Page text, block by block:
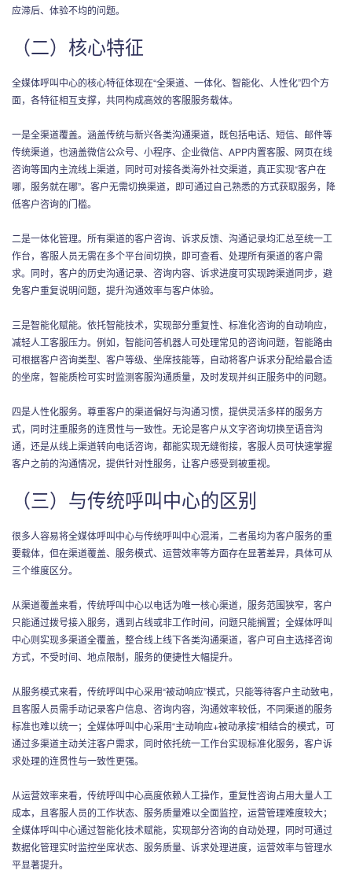
应滞后、体验不均的问题。
（二）核心特征
全媒体呼叫中心的核心特征体现在“全渠道、一体化、智能化、人性化”四个方
面，各特征相互支撑，共同构成高效的客服服务载体。
一是全渠道覆盖。涵盖传统与新兴各类沟通渠道，既包括电话、短信、邮件等
传统渠道，也涵盖微信公众号、小程序、企业微信、APP内置客服、网页在线
咨询等国内主流线上渠道，同时可对接各类海外社交渠道，真正实现“客户在
哪，服务就在哪”。客户无需切换渠道，即可通过自己熟悉的方式获取服务，降
低客户咨询的门槛。
二是一体化管理。所有渠道的客户咨询、诉求反馈、沟通记录均汇总至统一工
作台，客服人员无需在多个平台间切换，即可查看、处理所有渠道的客户需
求。同时，客户的历史沟通记录、咨询内容、诉求进度可实现跨渠道同步，避
免客户重复说明问题，提升沟通效率与客户体验。
三是智能化赋能。依托智能技术，实现部分重复性、标准化咨询的自动响应，
减轻人工客服压力。例如，智能问答机器人可处理常见的咨询问题，智能路由
可根据客户咨询类型、客户等级、坐席技能等，自动将客户诉求分配给最合适
的坐席，智能质检可实时监测客服沟通质量，及时发现并纠正服务中的问题。
四是人性化服务。尊重客户的渠道偏好与沟通习惯，提供灵活多样的服务方
式，同时注重服务的连贯性与一致性。无论是客户从文字咨询切换至语音沟
通，还是从线上渠道转向电话咨询，都能实现无缝衔接，客服人员可快速掌握
客户之前的沟通情况，提供针对性服务，让客户感受到被重视。
（三）与传统呼叫中心的区别
很多人容易将全媒体呼叫中心与传统呼叫中心混淆，二者虽均为客户服务的重
要载体，但在渠道覆盖、服务模式、运营效率等方面存在显著差异，具体可从
三个维度区分。
从渠道覆盖来看，传统呼叫中心以电话为唯一核心渠道，服务范围狭窄，客户
只能通过拨号接入服务，遇到占线或非工作时间，问题只能搁置；全媒体呼叫
中心则实现多渠道全覆盖，整合线上线下各类沟通渠道，客户可自主选择咨询
方式，不受时间、地点限制，服务的便捷性大幅提升。
从服务模式来看，传统呼叫中心采用“被动响应”模式，只能等待客户主动致电，
且客服人员需手动记录客户信息、咨询内容，沟通效率较低，不同渠道的服务
标准也难以统一；全媒体呼叫中心采用“主动响应+被动承接”相结合的模式，可
通过多渠道主动关注客户需求，同时依托统一工作台实现标准化服务，客户诉
求处理的连贯性与一致性更强。
从运营效率来看，传统呼叫中心高度依赖人工操作，重复性咨询占用大量人工
成本，且客服人员的工作状态、服务质量难以全面监控，运营管理难度较大；
全媒体呼叫中心通过智能化技术赋能，实现部分咨询的自动处理，同时可通过
数据化管理实时监控坐席状态、服务质量、诉求处理进度，运营效率与管理水
平显著提升。